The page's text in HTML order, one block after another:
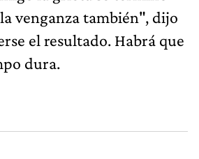
venganza también", dijo
el resultado. Habrá que
dura.